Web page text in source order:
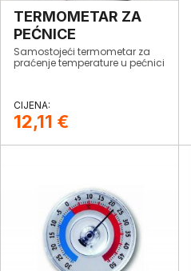
TERMOMETAR ZA
PEĆNICE
Samostojeći termometar za
praćenje temperature u pećnici
12,11 €